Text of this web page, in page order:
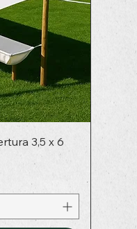
3,5 x 6